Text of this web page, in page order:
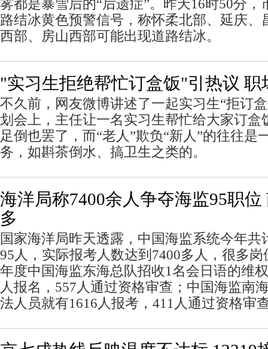
雾都是暴雪后的“后遗症”。昨天16时50分
路结冰黄色预警信号，称怀柔北部、延庆、
西部、房山西部可能出现道路结冰。
"实习生拒绝帮忙订盒饭"引热议 职
不久前，网友微博讲述了一起实习生“拒订
划会上，主任让一名实习生帮忙给大家订盒
足倒也罢了，而“老人”欺负“新人”的往往是
务，如斟茶倒水、搞卫生之类的。
海洋局称7400余人争夺海监95职
多
国家海洋局昨天透露，中国海监系统今年共
95人，实际报考人数达到7400多人，很多
年度中国海监东海总队招收1名会日语的维
人报名，557人通过资格审查；中国海监南
法人员就有1616人报考，411人通过资格审